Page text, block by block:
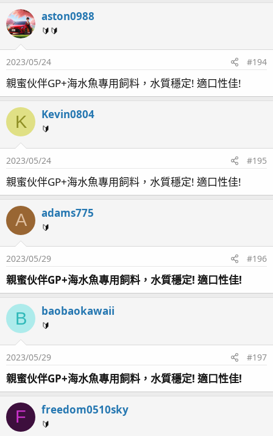
aston0988
🔰🔰
2023/05/24 #194
親蜜伙伴GP+海水魚專用飼料，水質穩定! 適口性佳!
K Kevin0804
🔰
2023/05/24 #195
親蜜伙伴GP+海水魚專用飼料，水質穩定! 適口性佳!
A adams775
🔰
2023/05/29 #196
親蜜伙伴GP+海水魚專用飼料，水質穩定! 適口性佳!
B baobaokawaii
🔰
2023/05/29 #197
親蜜伙伴GP+海水魚專用飼料，水質穩定! 適口性佳!
F freedom0510sky
🔰